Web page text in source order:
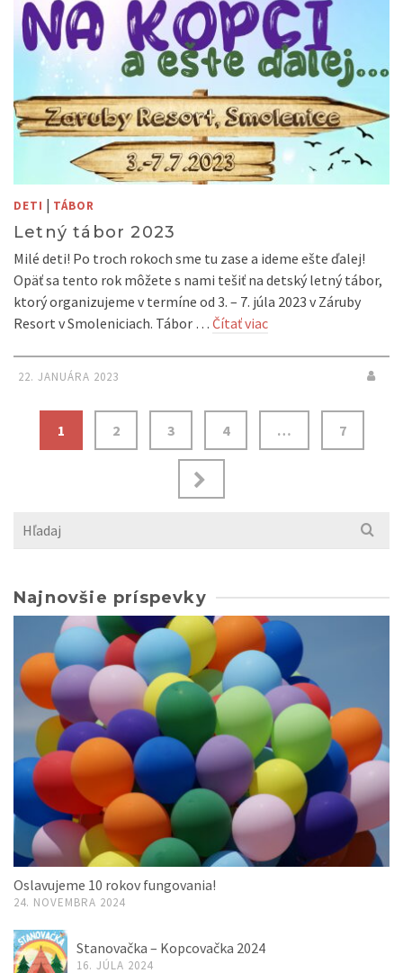
DETI | TÁBOR
Letný tábor 2023
Milé deti! Po troch rokoch sme tu zase a ideme ešte ďalej!
Opäť sa tento rok môžete s nami tešiť na detský letný tábor,
ktorý organizujeme v termíne od 3. – 7. júla 2023 v Záruby
Resort v Smoleniciach. Tábor … Čítať viac
22. JANUÁRA 2023
Navigácia
1 2 3 4 … 7
Search
for:
Najnovšie príspevky
Oslavujeme 10 rokov fungovania!
24. NOVEMBRA 2024
Stanovačka – Kopcovačka 2024
16. JÚLA 2024